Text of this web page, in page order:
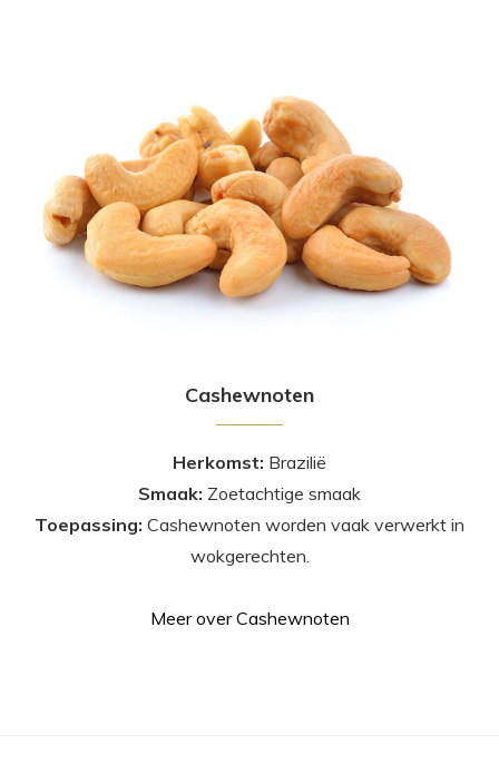
Cashewnoten
Herkomst: Brazilië
Smaak: Zoetachtige smaak
Toepassing: Cashewnoten worden vaak verwerkt in
wokgerechten.
Meer over Cashewnoten